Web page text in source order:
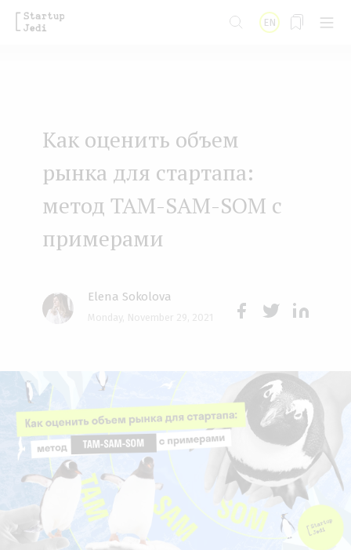
e
EN
Как оценить объем
рынка для стартапа:
метод TAM-SAM-SOM с
примерами
Elena Sokolova
Monday, November 29, 2021